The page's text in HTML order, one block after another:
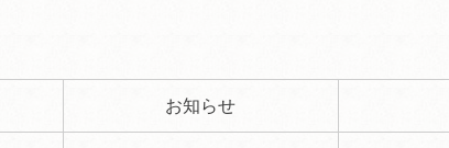
お知らせ